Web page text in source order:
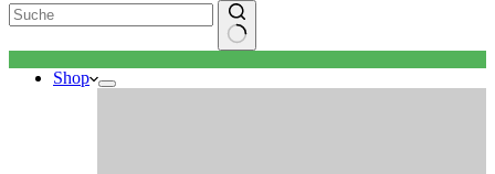
Ergebnisse
Shop